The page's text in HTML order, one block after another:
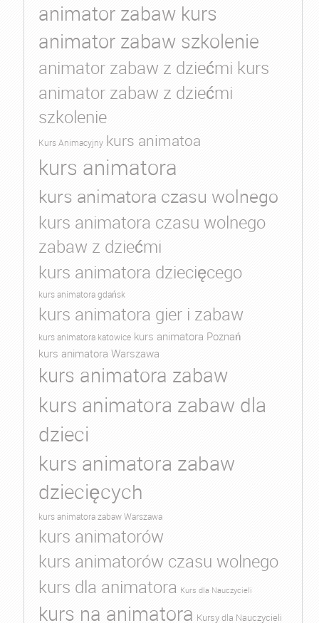
animator zabaw kurs
animator zabaw szkolenie
animator zabaw z dziećmi kurs
animator zabaw z dziećmi
szkolenie
Kurs Animacyjny kurs animatoa
kurs animatora
kurs animatora czasu wolnego
kurs animatora czasu wolnego
zabaw z dziećmi
kurs animatora dziecięcego
kurs animatora gdańsk
kurs animatora gier i zabaw
kurs animatora katowice kurs animatora Poznań
kurs animatora Warszawa
kurs animatora zabaw
kurs animatora zabaw dla
dzieci
kurs animatora zabaw
dziecięcych
kurs animatora zabaw Warszawa
kurs animatorów
kurs animatorów czasu wolnego
kurs dla animatora Kurs dla Nauczycieli
kurs na animatora Kursy dla Nauczycieli